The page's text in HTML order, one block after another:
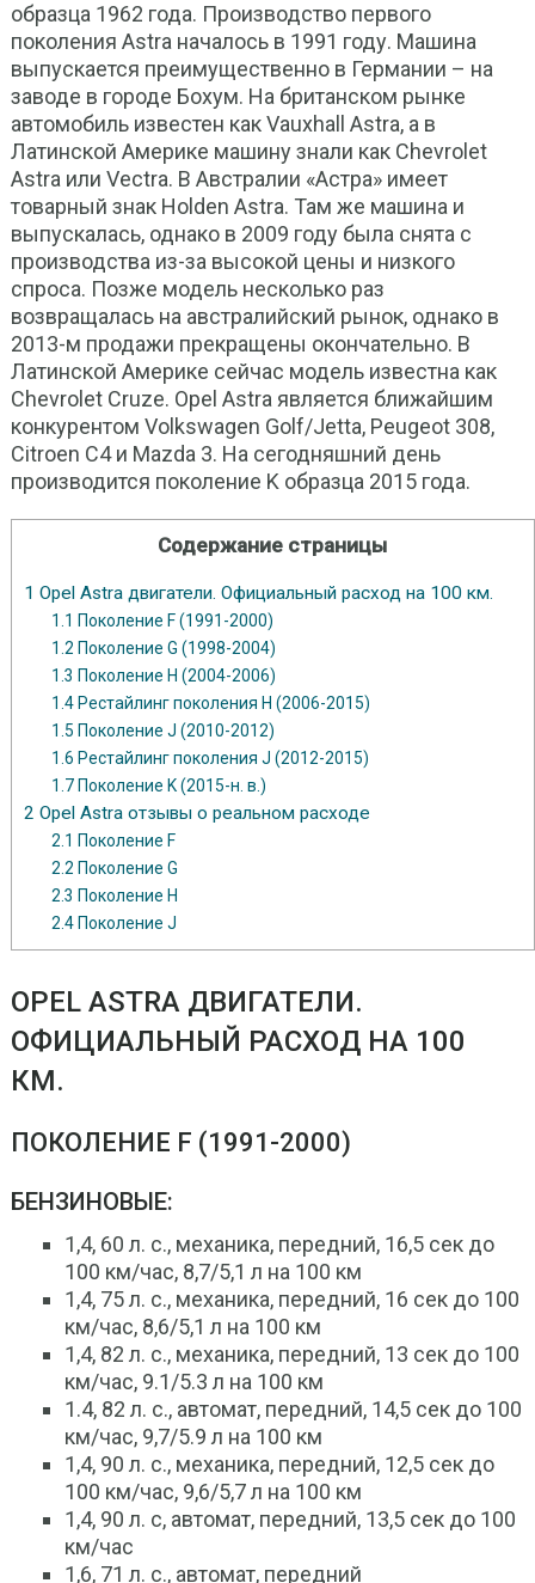
образца 1962 года. Производство первого
поколения Astra началось в 1991 году. Машина
выпускается преимущественно в Германии – на
заводе в городе Бохум. На британском рынке
автомобиль известен как Vauxhall Astra, а в
Латинской Америке машину знали как Chevrolet
Astra или Vectra. В Австралии «Астра» имеет
товарный знак Holden Astra. Там же машина и
выпускалась, однако в 2009 году была снята с
производства из-за высокой цены и низкого
спроса. Позже модель несколько раз
возвращалась на австралийский рынок, однако в
2013-м продажи прекращены окончательно. В
Латинской Америке сейчас модель известна как
Chevrolet Cruze. Opel Astra является ближайшим
конкурентом Volkswagen Golf/Jetta, Peugeot 308,
Citroen C4 и Mazda 3. На сегодняшний день
производится поколение K образца 2015 года.
Содержание страницы
1 Opel Astra двигатели. Официальный расход на 100 км.
1.1 Поколение F (1991-2000)
1.2 Поколение G (1998-2004)
1.3 Поколение H (2004-2006)
1.4 Рестайлинг поколения H (2006-2015)
1.5 Поколение J (2010-2012)
1.6 Рестайлинг поколения J (2012-2015)
1.7 Поколение K (2015-н. в.)
2 Opel Astra отзывы о реальном расходе
2.1 Поколение F
2.2 Поколение G
2.3 Поколение H
2.4 Поколение J
OPEL ASTRA ДВИГАТЕЛИ.
ОФИЦИАЛЬНЫЙ РАСХОД НА 100
КМ.
ПОКОЛЕНИЕ F (1991-2000)
БЕНЗИНОВЫЕ:
1,4, 60 л. с., механика, передний, 16,5 сек до
100 км/час, 8,7/5,1 л на 100 км
1,4, 75 л. с., механика, передний, 16 сек до 100
км/час, 8,6/5,1 л на 100 км
1,4, 82 л. с., механика, передний, 13 сек до 100
км/час, 9.1/5.3 л на 100 км
1.4, 82 л. с., автомат, передний, 14,5 сек до 100
км/час, 9,7/5.9 л на 100 км
1,4, 90 л. с., механика, передний, 12,5 сек до
100 км/час, 9,6/5,7 л на 100 км
1,4, 90 л. с, автомат, передний, 13,5 сек до 100
км/час
1,6, 71 л. с., автомат, передний